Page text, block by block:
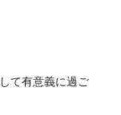
て有意義に過ご